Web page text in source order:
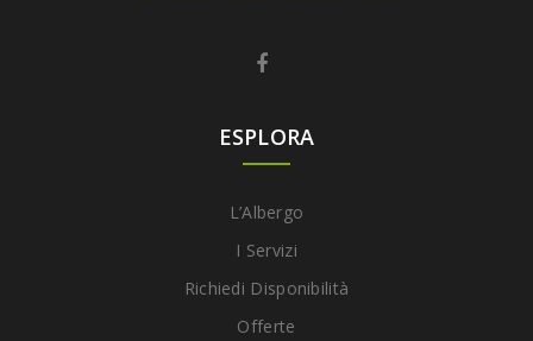
ESPLORA
L’Albergo
I Servizi
Richiedi Disponibilità
Offerte